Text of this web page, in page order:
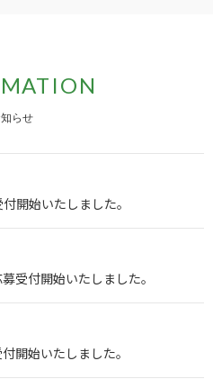
らせ
開始いたしました。
受付開始いたしました。
開始いたしました。